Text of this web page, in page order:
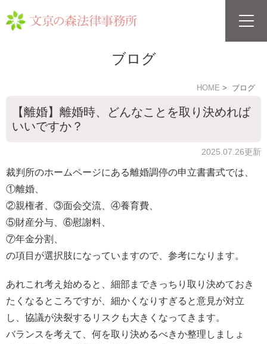
ブログ
HOME ブログ
【離婚】離婚時、どんなことを取り決めれば
いいですか？
2025.07.26更新
裁判所のホームページにある離婚調停の申立書書式では、
①離婚、
②親権者、③面会交流、④養育費、
⑤財産分与、⑥慰謝料、
⑦年金分割、
の項目が選択肢になっていますので、参考になります。
あれこれ考え始めると、細部まできっちり取り決めておき
たくなるところですが、細かくなりすぎると意見が対立
し、協議が決裂するリスクも大きくなってきます。
バランスを考えて、何を取り決めるべきか整理しましょ